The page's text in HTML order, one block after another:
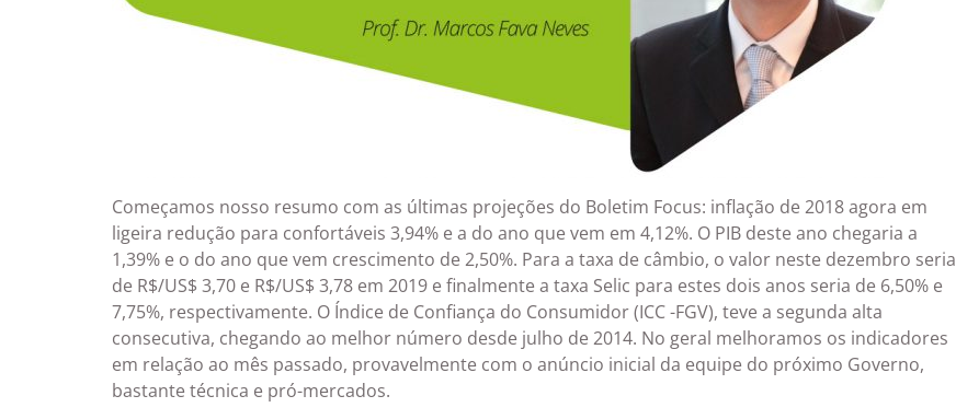
Começamos nosso resumo com as últimas projeções do Boletim Focus: inflação de 2018 agora em
ligeira redução para confortáveis 3,94% e a do ano que vem em 4,12%. O PIB deste ano chegaria a
1,39% e o do ano que vem crescimento de 2,50%. Para a taxa de câmbio, o valor neste dezembro seria
de R$/US$ 3,70 e R$/US$ 3,78 em 2019 e finalmente a taxa Selic para estes dois anos seria de 6,50% e
7,75%, respectivamente. O Índice de Confiança do Consumidor (ICC -FGV), teve a segunda alta
consecutiva, chegando ao melhor número desde julho de 2014. No geral melhoramos os indicadores
em relação ao mês passado, provavelmente com o anúncio inicial da equipe do próximo Governo,
bastante técnica e pró-mercados.